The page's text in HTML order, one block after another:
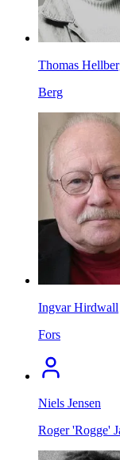
Thomas
Berg
Ingvar Hirdwall
Fors
Niels Jensen
Roger 'Rogge'